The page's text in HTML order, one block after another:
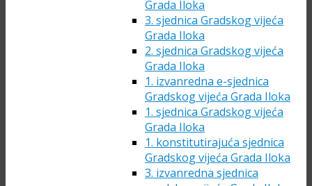
Grada Iloka
3. sjednica Gradskog vijeća
Grada Iloka
2. sjednica Gradskog vijeća
Grada Iloka
1. izvanredna e-sjednica
Gradskog vijeća Grada Iloka
1. sjednica Gradskog vijeća
Grada Iloka
1. konstitutirajuća sjednica
Gradskog vijeća Grada Iloka
3. izvanredna sjednica